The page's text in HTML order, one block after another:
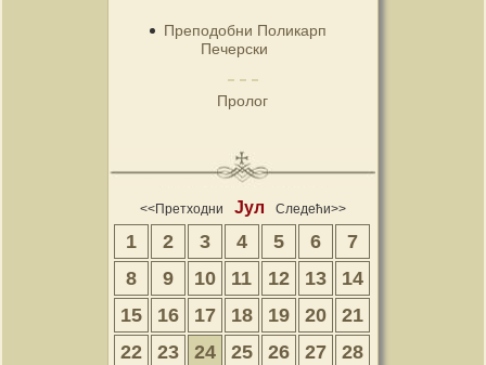
Преподобни Поликарп
Печерски
Пролог
<<Претходни Јул Следећи>>
1 2 3 4 5 6
7
8
9 10 11 12 13
14
15
16 17 18 19 20
21
22
23 24 25 26 27
28